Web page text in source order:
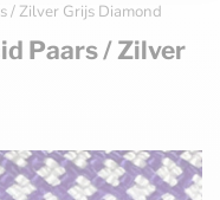
/ Zilver Grijs Diamond
Paars / Zilver